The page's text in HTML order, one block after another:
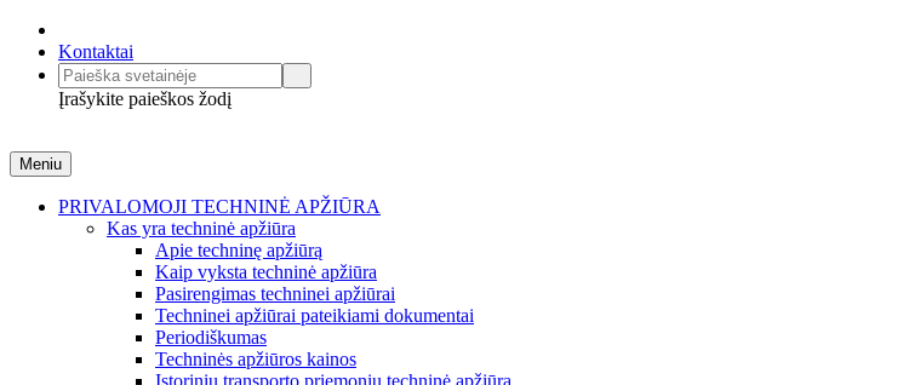
Kontaktai
Įrašykite paieškos žodį
Meniu
PRIVALOMOJI TECHNINĖ APŽIŪRA
Kas yra techninė apžiūra
Apie techninę apžiūrą
Kaip vyksta techninė apžiūra
Pasirengimas techninei apžiūrai
Techninei apžiūrai pateikiami dokumentai
Periodiškumas
Techninės apžiūros kainos
Istorinių transporto priemonių techninė apžiūra